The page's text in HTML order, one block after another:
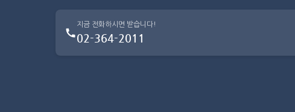
지금 전화하시면 받습니다!
02-364-2011